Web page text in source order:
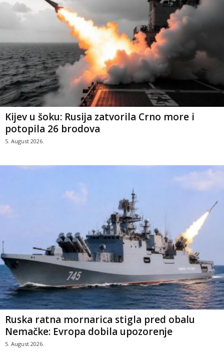
Kijev u šoku: Rusija zatvorila Crno more i
potopila 26 brodova
5. August 2026.
Ruska ratna mornarica stigla pred obalu
Nemačke: Evropa dobila upozorenje
5. August 2026.